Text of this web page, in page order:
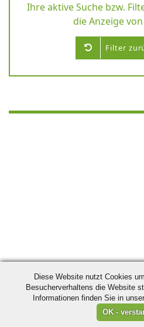
Ihre aktive Suche bzw.
die Anzeige
Filter
Diese Website nutzt Cookies
Besucherverhaltens die Website
Informationen finden Sie in